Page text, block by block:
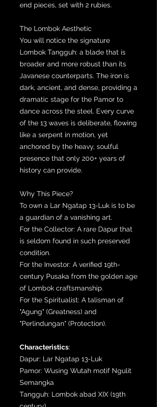
end pieces, set with 2 rubies.
The Lombok Aesthetic
You will notice the signature
Lombok Tangguh: a blade that is
broader and more robust than its
Javanese counterparts. The iron is
dark, ancient, and dense, providing a
dramatic stage for the Pamor to
dance across the steel. Every curve
of the 13 waves is deliberate, flowing
like a serpent in motion, yet
anchored by the heavy, soulful
presence that only 200+ years of
history can provide.
Why This Piece?
To own a Lar Ngatap 13-Luk is to be
a guardian of a vanishing art.
For the Collector: A rare Dapur that
is seldom found in such preserved
condition.
For the Investor: A verified 19th-
century Pusaka from the golden age
of Lombok craftsmanship.
For the Spiritualist: A talisman of
"Agung" (Greatness) and
"Perlindungan" (Protection).
Characteristics:
Dapur: Lar Ngatap 13-Luk
Pamor: Wusing Wutah motif Ngulit
Semangka
Tangguh: Lombok abad XIX (19th